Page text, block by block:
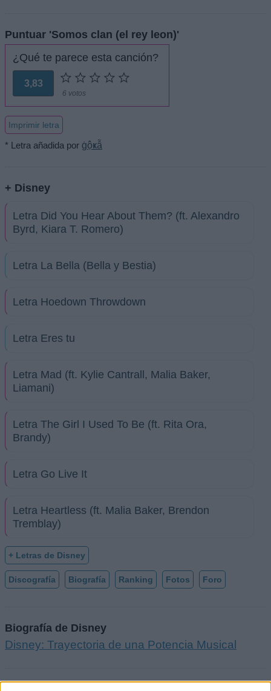
Puntuar 'Somos clan (el rey leon)'
¿Qué te parece esta canción?
3,83
6 votos
Imprimir letra
* Letra añadida por ġộҝẫ
+ Disney
Letra Did You Hear About Them? (ft. Alexandro
Byrd, Kiara T. Romero)
Letra La Bella (Bella y Bestia)
Letra Hoedown Throwdown
Letra Eres tu
Letra Mad (ft. Kylie Cantrall, Malia Baker,
Liamani)
Letra The Girl I Used To Be (ft. Rita Ora,
Brandy)
Letra Go Live It
Letra Heartless (ft. Malia Baker, Brendon
Tremblay)
+ Letras de Disney
Discografía Biografía Ranking Fotos Foro
Biografía de Disney
Disney: Trayectoria de una Potencia Musical